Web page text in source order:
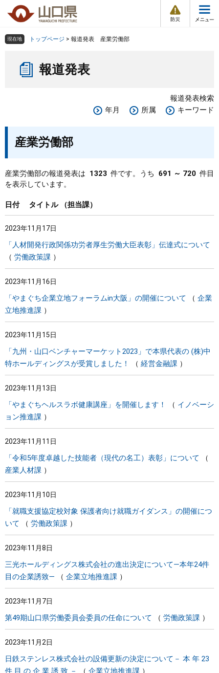
の
ー
メ
組織で探す
Other Languages
くらし・環境
教育・文化・スポーツ
しごと・産業・観光
県政情報
現在地 トップページ > 報道発表 産業労働部
報道発表
報道発表検索
年月
所属 キーワード
産業労働部
産業労働部の報道発表は 1323 件です。うち 691 ～ 720 件目
を表示しています。
日付 タイトル 担当課
2023年11月17日
「人材開発行政関係功労者厚生労働大臣表彰」伝達式について
労働政策課
2023年11月16日
「やまぐち企業立地フォーラムin大阪」の開催について
企業
立地推進課
2023年11月15日
「九州・山口ベンチャーマーケット2023」で本県代表の (株)中
特ホールディングスが受賞しました！
経営金融課
2023年11月13日
「やまぐちヘルスラボ健康講座」を開催します！
イノベーシ
ョン推進課
2023年11月11日
「令和5年度卓越した技能者（現代の名工）表彰」について
産業人材課
2023年11月10日
「就職支援協定校対象 保護者向け就職ガイダンス」の開催につ
いて
労働政策課
2023年11月8日
三光ホールディングス株式会社の進出決定について―本年24件
目の企業誘致―
企業立地推進課
2023年11月7日
第49期山口県労働委員会委員の任命について 労働政策課
2023年11月2日
日鉄ステンレス株式会社の設備更新の決定について－ 本 年 23
件 目 の 企 業 誘 致 －
企業立地推進課